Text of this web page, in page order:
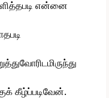
என்னை
கீழ்ப்படிவேன்.